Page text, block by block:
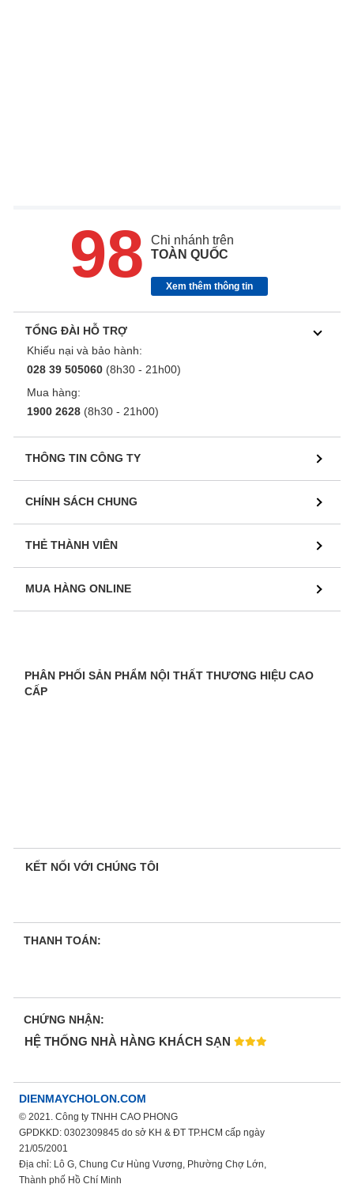
98
Chi nhánh trên
TOÀN QUỐC
Xem thêm thông tin
TỔNG ĐÀI HỖ TRỢ
Khiếu nại và bảo hành:
028 39 505060 (8h30 - 21h00)
Mua hàng:
1900 2628 (8h30 - 21h00)
THÔNG TIN CÔNG TY
CHÍNH SÁCH CHUNG
THẺ THÀNH VIÊN
MUA HÀNG ONLINE
PHÂN PHỐI SẢN PHẨM NỘI THẤT THƯƠNG HIỆU CAO
CẤP
HỆ THỐNG NHÀ HÀNG KHÁCH SẠN
KẾT NỐI VỚI CHÚNG TÔI
THANH TOÁN:
CHỨNG NHẬN:
DIENMAYCHOLON.COM
© 2021. Công ty TNHH CAO PHONG
GPDKKD: 0302309845 do sở KH & ĐT TP.HCM cấp ngày
21/05/2001
Địa chỉ: Lô G, Chung Cư Hùng Vương, Phường Chợ Lớn,
Thành phố Hồ Chí Minh